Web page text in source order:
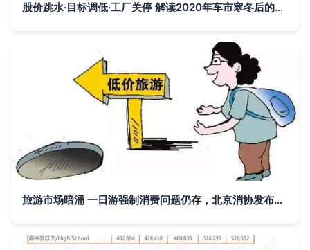
股价跳水·目标调低·工厂关停 解读2020年车市寒冬后的市场改造新方案
旅游市场暗涌 一日游强制消费问题仍存，北京消协发布监测报告